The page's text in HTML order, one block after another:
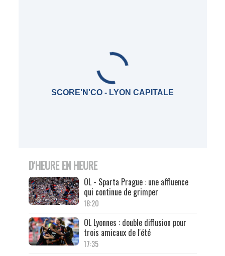
SCORE'N'CO - LYON CAPITALE
D'HEURE EN HEURE
OL - Sparta Prague : une affluence
qui continue de grimper
18:20
OL Lyonnes : double diffusion pour
trois amicaux de l'été
17:35